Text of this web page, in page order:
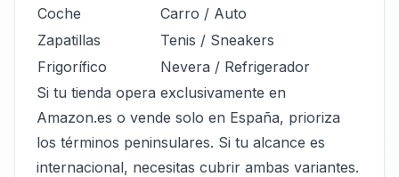
Coche
Carro / Auto
Zapatillas
Tenis / Sneakers
Frigorífico
Nevera / Refrigerador
Si tu tienda opera exclusivamente en
Amazon.es o vende solo en España, prioriza
los términos peninsulares. Si tu alcance es
internacional, necesitas cubrir ambas variantes.